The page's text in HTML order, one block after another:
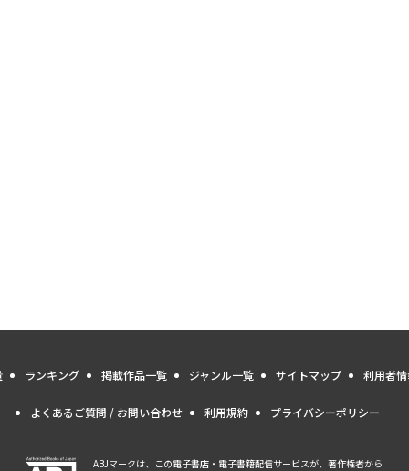
ランキング 掲載作品一覧 ジャンル一覧 サイトマップ 利用者
よくあるご質問 / お問い合わせ 利用規約 プライバシーポリシー
ABJマークは、この電子書店・電子書籍配信サービスが、著作権者から